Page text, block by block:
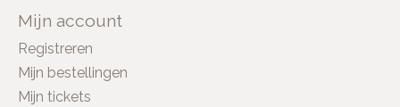
Mijn account
Registreren
Mijn bestellingen
Mijn tickets